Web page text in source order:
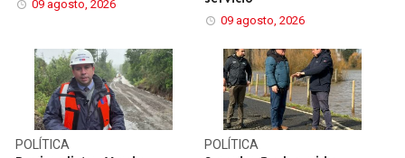
09 agosto, 2026
09 agosto, 2026
POLÍTICA POLÍTICA